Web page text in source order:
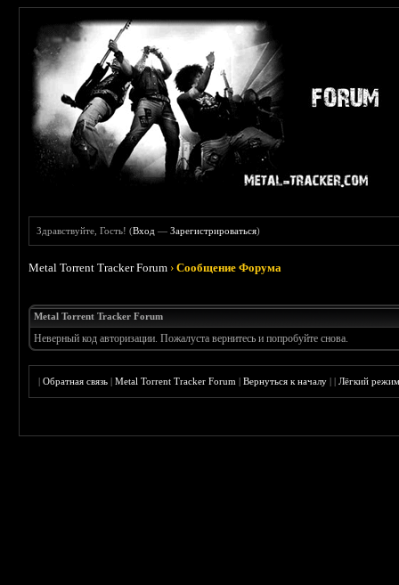
Здравствуйте, Гость! (Вход —Зарегистрироваться)
Metal Torrent Tracker Forum ›Сообщение Форума
Metal Torrent Tracker Forum
Неверный код авторизации. Пожалуста вернитесь и попробуйте снова.
|Обратная связь |Metal Torrent Tracker Forum |Вернуться к началу ||Лёгкий